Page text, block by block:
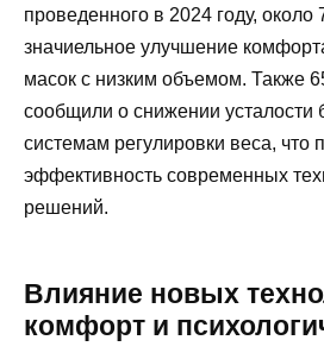
проведенного в 2024 году, около
значиельное улучшение
масок с низким объемом. Также
сообщили о снижении усталости
системам регулировки веса, что
эффективность современных
решений.
Влияние новых
комфорт и